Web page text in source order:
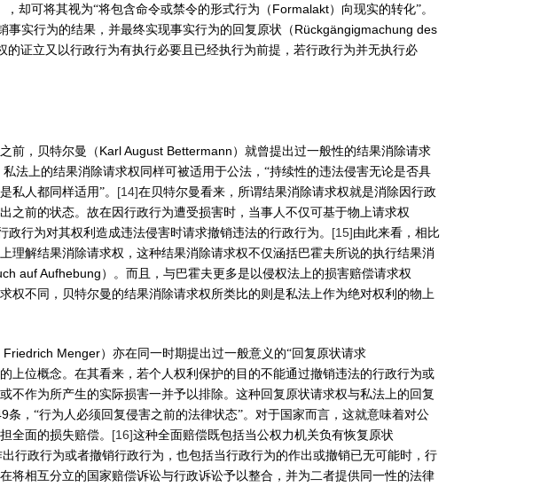
，却可将其视为“将包含命令或禁令的形式行为（ Formalakt）向现实的转化”。
实行为的结果，并最终实现事实行为的回复原状（Rückgängigmachung des
的证立又以行政行为有执行必要且已经执行为前提，若行政行为并无执行必
前，贝特尔曼（ Karl August Bettermann ）就曾提出过一般性的结果消除请求
法上的结果消除请求权同样可被适用于公法，“持续性的违法侵害无论是否具
私人都同样适用”。 [14]在贝特尔曼看来，所谓结果消除请求权就是消除因行政
之前的状态。故在因行政行为遭受损害时，当事人不仅可基于物上请求权
政行为对其权利造成违法侵害时请求撤销违法的行政行为。 [15]由此来看，相比
理解结果消除请求权，这种结果消除请求权不仅涵括巴霍夫所说的执行结果消
auf Aufhebung ）。而且，与巴霍夫更多是以侵权法上的损害赔偿请求权
权不同，贝特尔曼的结果消除请求权所类比的则是私法上作为绝对权利的物上
Friedrich Menger）亦在同一时期提出过一般意义的“回复原状请求
上位概念。在其看来，若个人权利保护的目的不能通过撤销违法的行政行为或
不作为所产生的实际损害一并予以排除。这种回复原状请求权与私法上的回复
条，“行为人必须回复侵害之前的法律状态”。对于国家而言，这就意味着对公
全面的损失赔偿。 [16]这种全面赔偿既包括当公权力机关负有恢复原状
行政行为或者撤销行政行为，也包括当行政行为的作出或撤销已无可能时，行
将相互分立的国家赔偿诉讼与行政诉讼予以整合，并为二者提供同一性的法律